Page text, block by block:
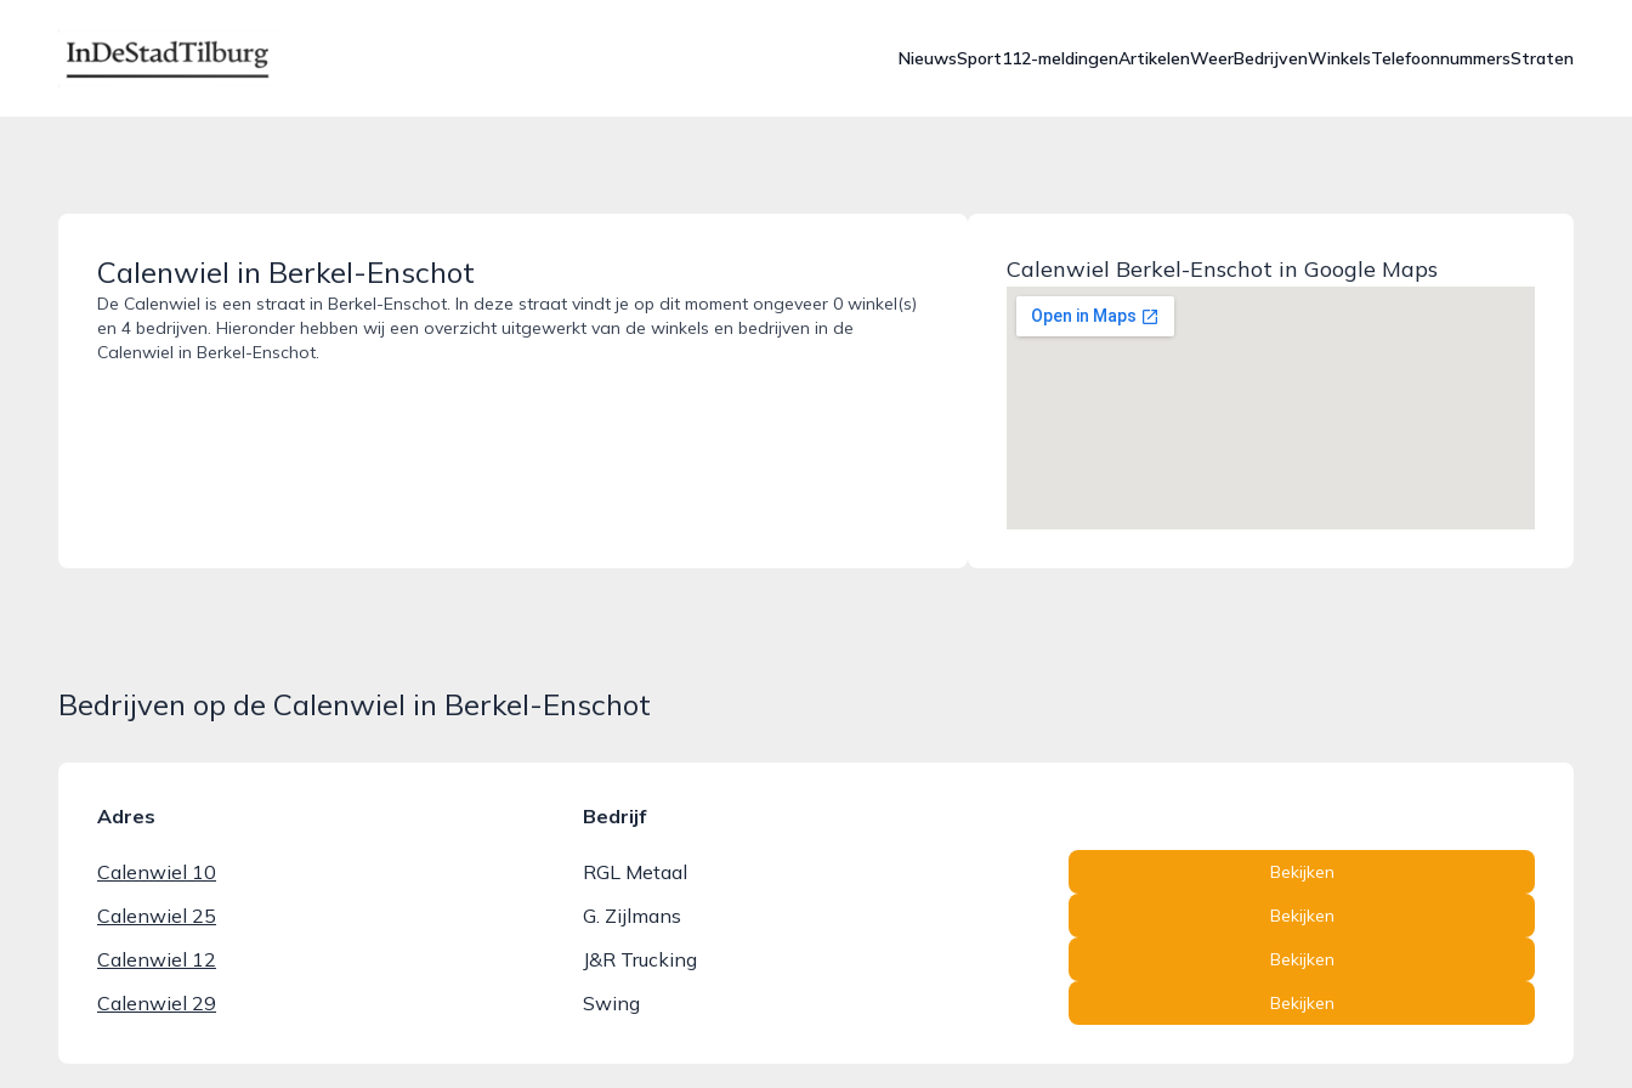
indestadtilburg.nl
NieuwsSport112-meldingenArtikelenWeerBedrijvenWinkelsTelefoonnummersStraten
Calenwiel in Berkel-Enschot
De Calenwiel is een straat in Berkel-Enschot. In deze straat vindt je op dit moment ongeveer 0 winkel(s)
en 4 bedrijven. Hieronder hebben wij een overzicht uitgewerkt van de winkels en bedrijven in de
Calenwiel in Berkel-Enschot.
Calenwiel Berkel-Enschot in Google Maps
Bedrijven op de Calenwiel in Berkel-Enschot
Adres Bedrijf
Calenwiel 10 RGL Metaal Bekijken
Calenwiel 25 G. Zijlmans Bekijken
Calenwiel 12 J&R Trucking Bekijken
Calenwiel 29 Swing Bekijken